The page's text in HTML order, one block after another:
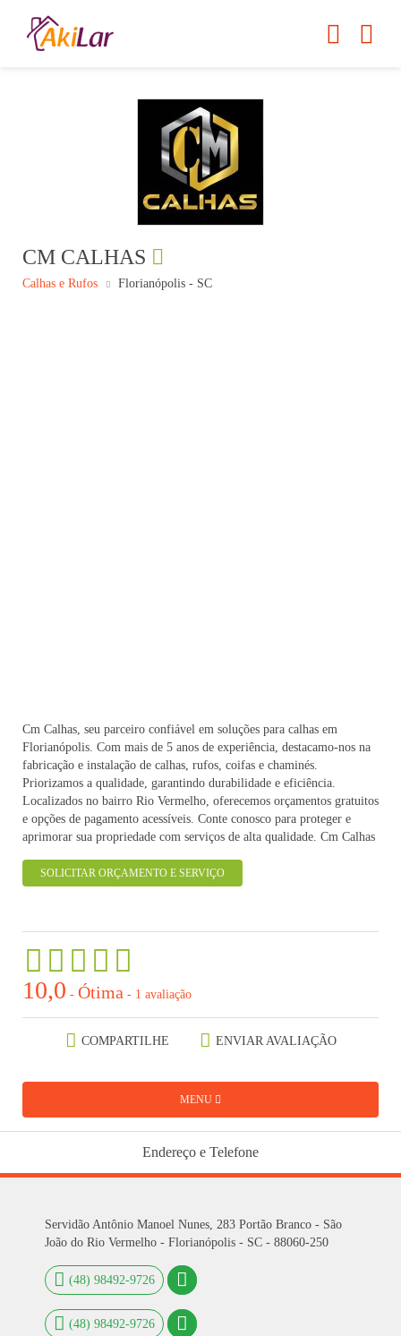
CM CALHAS
Calhas e Rufos Florianópolis - SC
Cm Calhas, seu parceiro confiável em soluções para calhas em
Florianópolis. Com mais de 5 anos de experiência, destacamo-nos na
fabricação e instalação de calhas, rufos, coifas e chaminés.
Priorizamos a qualidade, garantindo durabilidade e eficiência.
Localizados no bairro Rio Vermelho, oferecemos orçamentos gratuitos
e opções de pagamento acessíveis. Conte conosco para proteger e
aprimorar sua propriedade com serviços de alta qualidade. Cm Calhas
SOLICITAR ORÇAMENTO E SERVIÇO
10,0 - Ótima - 1 avaliação
COMPARTILHE ENVIAR AVALIAÇÃO
MENU
Endereço e Telefone
Servidão Antônio Manoel Nunes, 283 Portão Branco - São
João do Rio Vermelho - Florianópolis - SC - 88060-250
(48) 98492-9726
(48) 98492-9726